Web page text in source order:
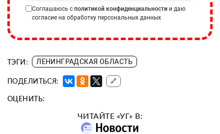
Соглашаюсь с политикой конфиденциальности и даю
согласие на обработку персональных данных
ТЭГИ: ЛЕНИНГРАДСКАЯ ОБЛАСТЬ
ПОДЕЛИТЬСЯ: 🔗
ОЦЕНИТЬ:
ЧИТАЙТЕ «УГ» В: